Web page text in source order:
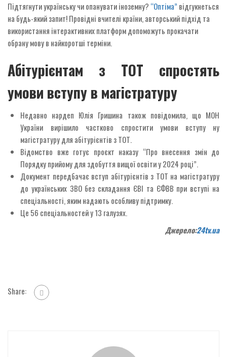
Підтягнути українську чи опанувати іноземну? “Оптіма” відгукнеться
на будь-який запит! Провідні вчителі країни, авторський підхід та
використання інтерактивних платформ допоможуть прокачати
обрану мову в найкоротші терміни.
Абітурієнтам з ТОТ спростять
умови вступу в магістратуру
Недавно нардеп Юлія Гришина також повідомила, що МОН
України вирішило частково спростити умови вступу ну
магістратуру для абітурієнтів з ТОТ.
Відомство вже готує проєкт наказу “Про внесення змін до
Порядку прийому для здобуття вищої освіти у 2024 році”.
Документ передбачає вступ абітурієнтів з ТОТ на магістратуру
до українських ЗВО без складання ЄВІ та ЄФВВ при вступі на
спеціальності, яким надають особливу підтримку.
Це 56 спеціальностей у 13 галузях.
Джерело:24tv.ua
Share: